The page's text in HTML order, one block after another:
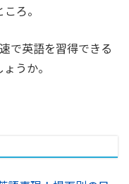
ろ。
で英語を習得できる
うか。